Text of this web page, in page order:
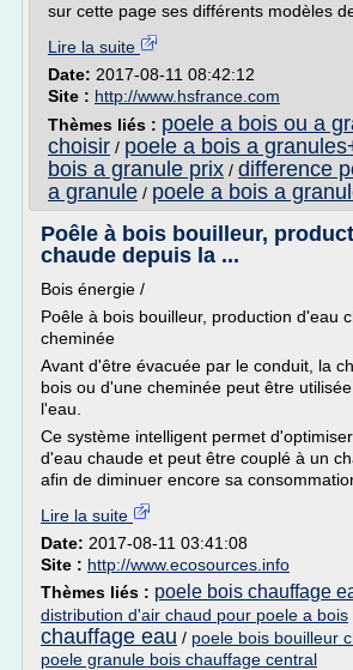
sur cette page ses différents modèles de
Lire la suite
Date: 2017-08-11 08:42:12
Site : http://www.hsfrance.com
Thèmes liés : poele a bois ou a
choisir / poele a bois a
bois a granule prix / difference
a granule / poele a bois a
Poêle à bois bouilleur,
chaude depuis la ...
Bois énergie /
Poêle à bois bouilleur, production d'eau
cheminée
Avant d'être évacuée par le conduit, la
bois ou d'une cheminée peut être
l'eau.
Ce système intelligent permet
d'eau chaude et peut être couplé à un
afin de diminuer encore sa
Lire la suite
Date: 2017-08-11 03:41:08
Site : http://www.ecosources.info
Thèmes liés : poele bois chauffage
distribution d'air chaud pour poele a bois
chauffage eau / poele bois bouilleur
poele granule bois chauffage central